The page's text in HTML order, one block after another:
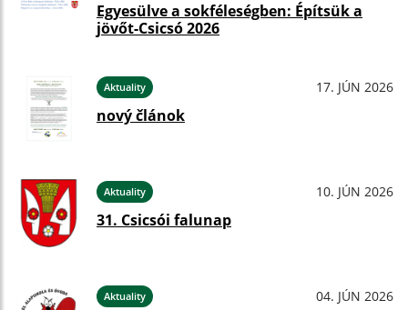
Egyesülve a sokféleségben: Építsük a
jövőt-Csicsó 2026
Aktuality 17. JÚN 2026
nový článok
Aktuality 10. JÚN 2026
31. Csicsói falunap
Aktuality 04. JÚN 2026